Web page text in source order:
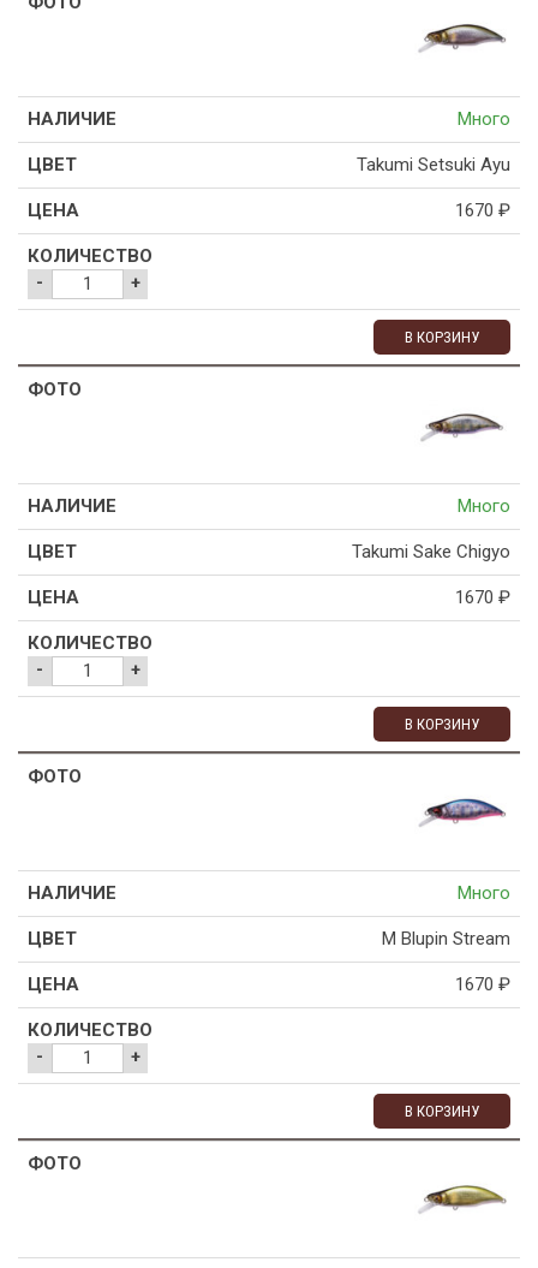
Много
Takumi Setsuki Ayu
1670 ₽
- +
В КОРЗИНУ
Много
Takumi Sake Chigyo
1670 ₽
- +
В КОРЗИНУ
Много
M Blupin Stream
1670 ₽
- +
В КОРЗИНУ